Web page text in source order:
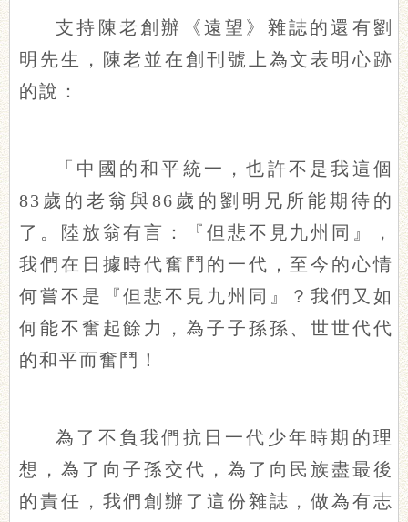
支持陳老創辦《遠望》雜誌的還有劉
明先生，陳老並在創刊號上為文表明心跡
的說：
「中國的和平統一，也許不是我這個
83歲的老翁與86歲的劉明兄所能期待的
了。陸放翁有言：『但悲不見九州同』，
我們在日據時代奮鬥的一代，至今的心情
何嘗不是『但悲不見九州同』？我們又如
何能不奮起餘力，為子子孫孫、世世代代
的和平而奮鬥！
為了不負我們抗日一代少年時期的理
想，為了向子孫交代，為了向民族盡最後
的責任，我們創辦了這份雜誌，做為有志